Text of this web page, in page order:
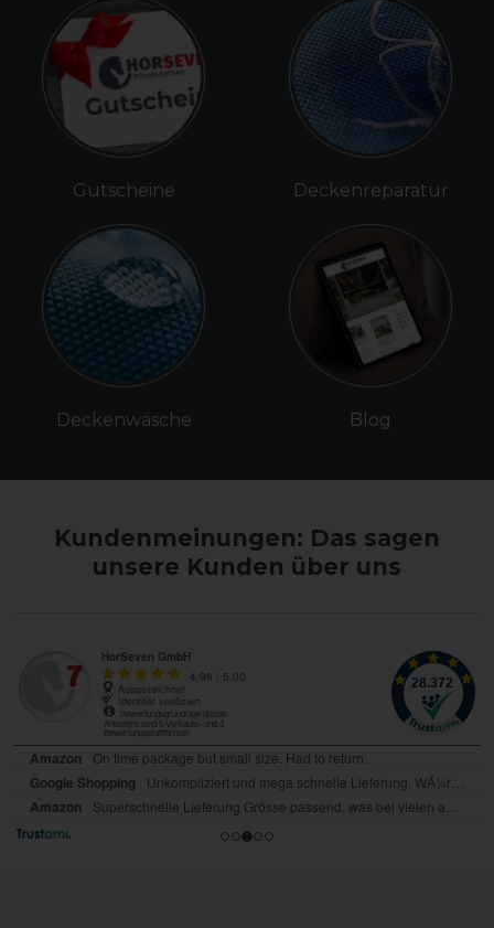
Gutscheine
Deckenwäsche
Deckenreparatur
Blog
Kundenmeinungen: Das sagen
unsere Kunden über uns